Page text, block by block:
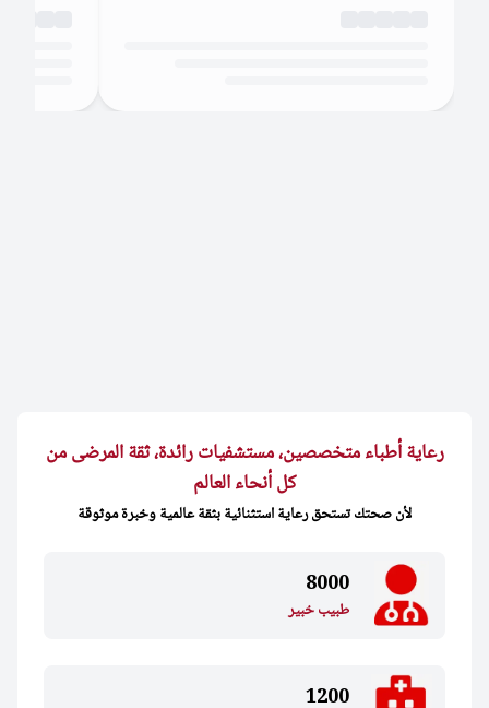
رعاية أطباء متخصصين، مستشفيات رائدة، ثقة المرضى من
كل أنحاء العالم
لأن صحتك تستحق رعاية استثنائية بثقة عالمية وخبرة موثوقة
8000
طبيب خبير
1200